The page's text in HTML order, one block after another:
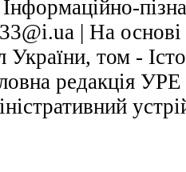
| На основі
України, том -
редакція